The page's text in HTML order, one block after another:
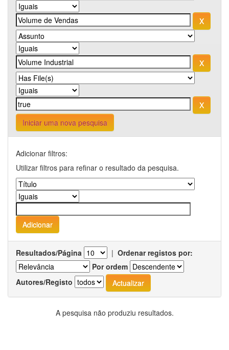
Iniciar uma nova pesquisa
Adicionar filtros:
Utilizar filtros para refinar o resultado da pesquisa.
Resultados/Página | Ordenar registos por:
Por ordem
Autores/Registo
A pesquisa não produziu resultados.